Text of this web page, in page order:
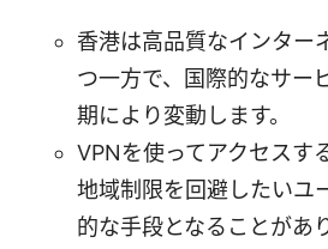
香港は高品質なインター
つ一方で、国際的なサー
期により変動します。
VPNを使ってアクセスす
地域制限を回避したいユ
的な手段となることがあ